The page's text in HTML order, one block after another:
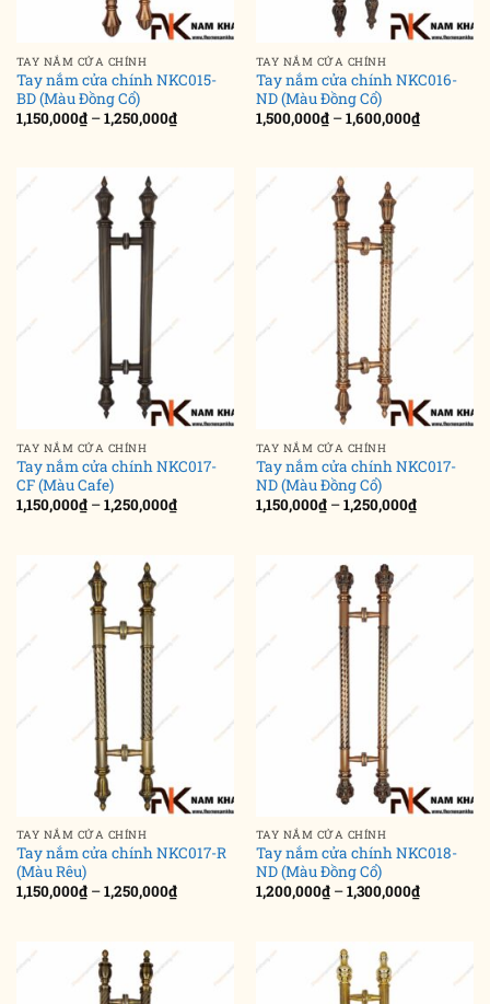
TAY NẮM CỬA CHÍNH
Tay nắm cửa chính NKC015-
BD (Màu Đồng Cổ)
1,150,000₫ –1,250,000₫Khoảng
giá:
TAY NẮM CỬA CHÍNH
Tay nắm cửa chính NKC016-
ND (Màu Đồng Cổ)
1,500,000₫ –1,600,000₫Khoảng
giá:
TAY NẮM CỬA CHÍNH
Tay nắm cửa chính NKC017-
CF (Màu Cafe)
1,150,000₫ –1,250,000₫Khoảng
giá:
TAY NẮM CỬA CHÍNH
Tay nắm cửa chính NKC017-
ND (Màu Đồng Cổ)
1,150,000₫ –1,250,000₫Khoảng
giá:
TAY NẮM CỬA CHÍNH
Tay nắm cửa chính NKC017-R
(Màu Rêu)
1,150,000₫ –1,250,000₫Khoảng
giá:
TAY NẮM CỬA CHÍNH
Tay nắm cửa chính NKC018-
ND (Màu Đồng Cổ)
1,200,000₫ –1,300,000₫Khoảng
giá: